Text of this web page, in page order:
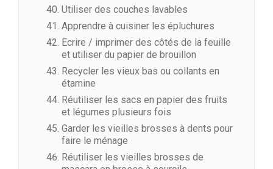
Utiliser des couches lavables
Apprendre à cuisiner les épluchures
Ecrire / imprimer des côtés de la feuille
et utiliser du papier de brouillon
Recycler les vieux bas ou collants en
étamine
Réutiliser les sacs en papier des fruits
et légumes plusieurs fois
Garder les vieilles brosses à dents pour
faire le ménage
Réutiliser les vieilles brosses de